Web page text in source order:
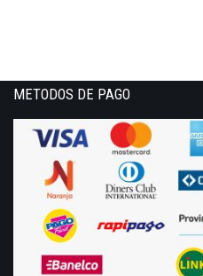
METODOS DE PAGO